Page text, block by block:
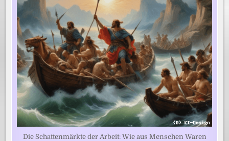
Die Schattenmärkte der Arbeit: Wie aus Menschen Waren